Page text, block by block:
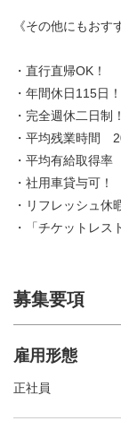
《その他にもおす
・直行直帰OK！
・年間休日115日！
・完全週休二日制！
・平均残業時間
・平均有給取得
・社用車貸与可！
・リフレッシュ休
・「チケットレス
募集要項
雇用形態
正社員